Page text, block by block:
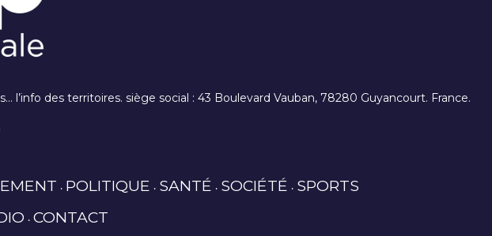
des territoires. siège social : 43 Boulevard Vauban, 78280 Guyancourt. France.
POLITIQUE SANTÉ SOCIÉTÉ SPORTS
CONTACT